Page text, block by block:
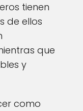
tienen
de ellos
que
y
como